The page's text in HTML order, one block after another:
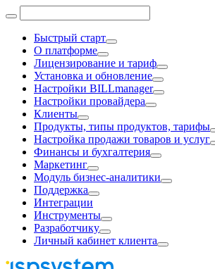
Быстрый старт
О платформе
Лицензирование и тариф
Установка и обновление
Настройки BILLmanager
Настройки провайдера
Клиенты
Продукты, типы продуктов, тарифы
Настройка продажи товаров и услуг
Финансы и бухгалтерия
Маркетинг
Модуль бизнес-аналитики
Поддержка
Интеграции
Инструменты
Разработчику
Личный кабинет клиента